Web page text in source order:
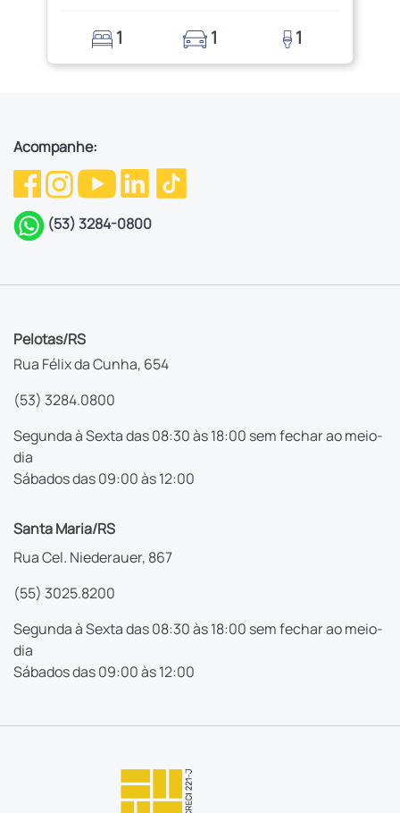
1 1 1
Acompanhe:
(53) 3284-0800
Pelotas/RS
Rua Félix da Cunha, 654
(53) 3284.0800
Segunda à Sexta das 08:30 às 18:00 sem fechar ao meio-
dia
Sábados das 09:00 às 12:00
Santa Maria/RS
Rua Cel. Niederauer, 867
(55) 3025.8200
Segunda à Sexta das 08:30 às 18:00 sem fechar ao meio-
dia
Sábados das 09:00 às 12:00